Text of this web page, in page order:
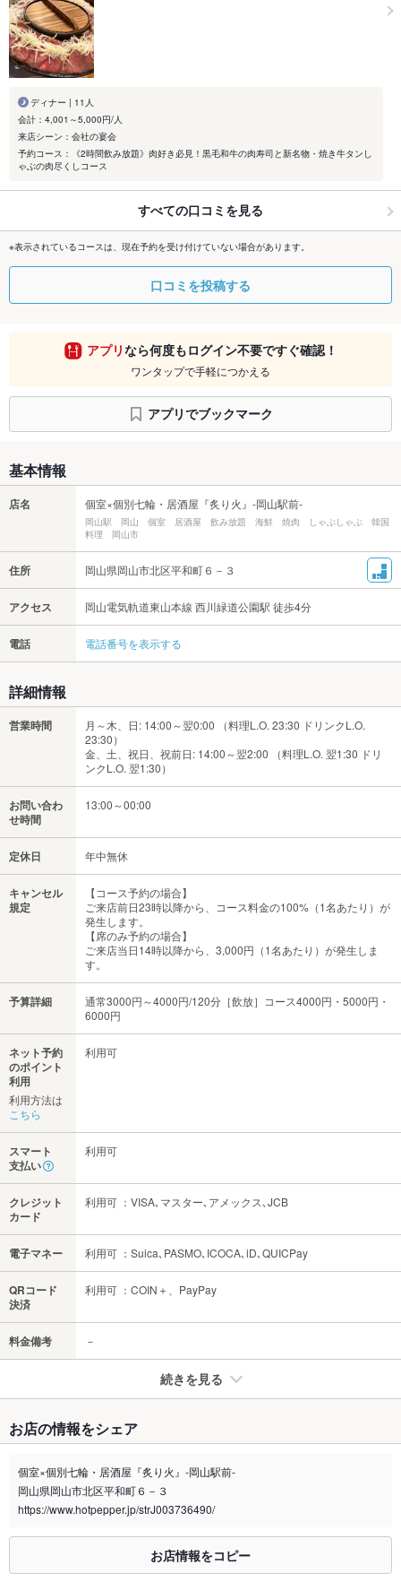
ディナー | 11人
会計：4,001～5,000円/人
来店シーン：会社の宴会
予約コース：《2時間飲み放題》肉好き必見！黒毛和牛の肉寿司と新名物・焼き牛タンし
ゃぶの肉尽くしコース
すべての口コミを見る
※表示されているコースは、現在予約を受け付けていない場合があります。
口コミを投稿する
アプリなら何度もログイン不要ですぐ確認！
ワンタップで手軽につかえる
アプリでブックマーク
基本情報
店名 個室×個別七輪・居酒屋『炙り火』-岡山駅前-
岡山駅 岡山 個室 居酒屋 飲み放題 海鮮 焼肉 しゃぶしゃぶ 韓国
料理 岡山市
住所 岡山県岡山市北区平和町６－３
アクセス 岡山電気軌道東山本線 西川緑道公園駅 徒歩4分
電話 電話番号を表示する
詳細情報
営業時間
月～木、日: 14:00～翌0:00 （料理L.O. 23:30 ドリンクL.O.
23:30）
金、土、祝日、祝前日: 14:00～翌2:00 （料理L.O. 翌1:30 ドリ
ンクL.O. 翌1:30）
お問い合わ
せ時間
13:00～00:00
定休日 年中無休
キャンセル
規定
【コース予約の場合】
ご来店前日23時以降から、コース料金の100%（1名あたり）が
発生します。
【席のみ予約の場合】
ご来店当日14時以降から、3,000円（1名あたり）が発生しま
す。
予算詳細
通常3000円～4000円/120分［飲放］コース4000円・5000円・
6000円
ネット予約
のポイント
利用
利用方法は
こちら
利用可
スマート
支払い
利用可
クレジット
カード
利用可 ：VISA､マスター､アメックス､JCB
電子マネー 利用可 ：Suica､PASMO､ICOCA､iD､QUICPay
QRコード
決済
利用可 ：COIN＋、PayPay
料金備考 －
続きを見る
禁煙・喫煙 全席喫煙可
喫煙専用室 なし
※2020年4月1日～受動喫煙対策に関する法律が施行されています。正しい情報はお店へお問い
お店の情報をシェア
個室×個別七輪・居酒屋『炙り火』-岡山駅前-
岡山県岡山市北区平和町６－３
https://www.hotpepper.jp/strJ003736490/
お店情報をコピー